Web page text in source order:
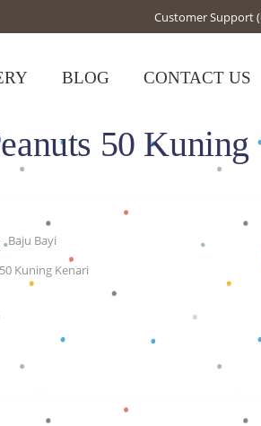
Customer Support
BLOG CONTACT US
50 Kuning
Baju Bayi
Kuning Kenari